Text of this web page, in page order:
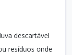
descartável
resíduos onde